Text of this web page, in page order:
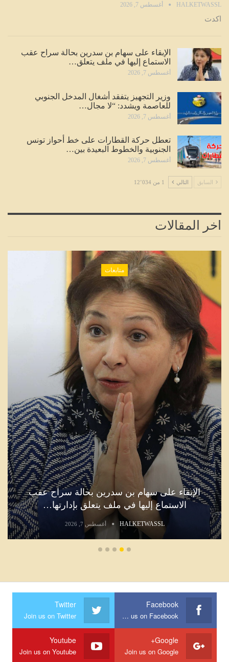
HALKETWASSL أغسطس 7, 2026
اكدت
الإبقاء على سهام بن سدرين بحالة سراح عقب
الاستماع إليها في ملف يتعلق…
أغسطس 7, 2026
وزير التجهيز يتفقد أشغال المدخل الجنوبي
للعاصمة ويشدد: “لا مجال…
أغسطس 7, 2026
تعطل حركة القطارات على خط أحواز تونس
الجنوبية والخطوط البعيدة بين…
أغسطس 7, 2026
السابق التالي 1 من 12٬034
اخر المقالات
متابعات
الإبقاء على سهام بن سدرين بحالة سراح عقب
الاستماع إليها في ملف يتعلق بإدارتها…
HALKETWASSL أغسطس 7, 2026
Facebook
Join us on Facebook
Twitter
Join us on Twitter
Google+
Join us on Google
Youtube
Join us on Youtube